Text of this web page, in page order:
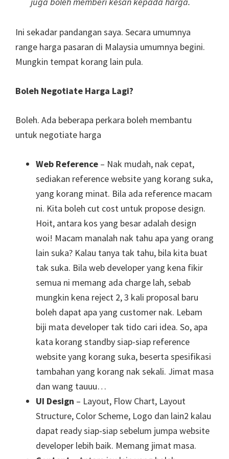
Ini sekadar pandangan saya. Secara umumnya
range harga pasaran di Malaysia umumnya begini.
Mungkin tempat korang lain pula.
Boleh Negotiate Harga Lagi?
Boleh. Ada beberapa perkara boleh membantu
untuk negotiate harga
Web Reference – Nak mudah, nak cepat,
sediakan reference website yang korang suka,
yang korang minat. Bila ada reference macam
ni. Kita boleh cut cost untuk propose design.
Hoit, antara kos yang besar adalah design
woi! Macam manalah nak tahu apa yang orang
lain suka? Kalau tanya tak tahu, bila kita buat
tak suka. Bila web developer yang kena fikir
semua ni memang ada charge lah, sebab
mungkin kena reject 2, 3 kali proposal baru
boleh dapat apa yang customer nak. Lebam
biji mata developer tak tido cari idea. So, apa
kata korang standby siap-siap reference
website yang korang suka, beserta spesifikasi
tambahan yang korang nak sekali. Jimat masa
dan wang tauuu…
UI Design – Layout, Flow Chart, Layout
Structure, Color Scheme, Logo dan lain2 kalau
dapat ready siap-siap sebelum jumpa website
developer lebih baik. Memang jimat masa.